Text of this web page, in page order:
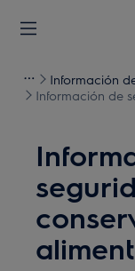
Información
Información de